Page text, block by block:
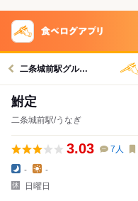
二条城前駅グルメへ
鮒定
二条城前駅/うなぎ
3.03 7 人
-
-
日曜日